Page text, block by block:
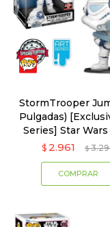
StormTrooper
Pulgadas)
Series] Star Wars
$ 2.961 $